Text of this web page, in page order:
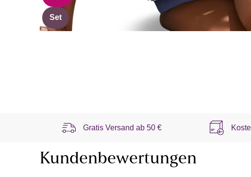
Set
Gratis Versand ab 50 €
Kundenbewertungen